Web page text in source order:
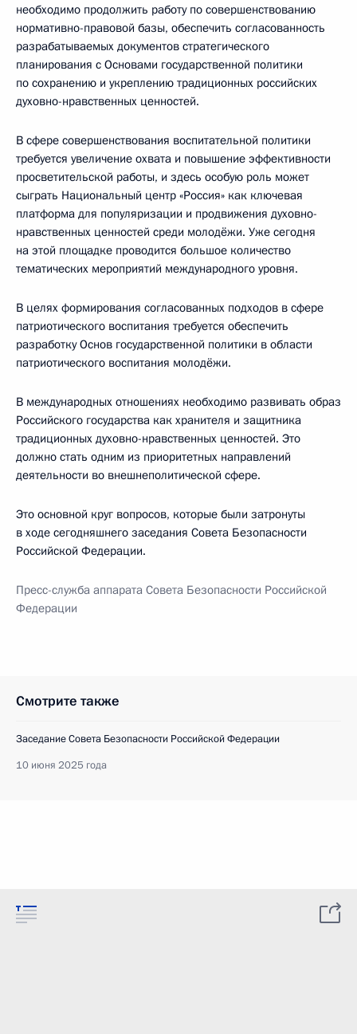
необходимо продолжить работу по совершенствованию
нормативно-правовой базы, обеспечить согласованность
разрабатываемых документов стратегического
планирования с Основами государственной политики
по сохранению и укреплению традиционных российских
духовно-нравственных ценностей.
В сфере совершенствования воспитательной политики
требуется увеличение охвата и повышение эффективности
просветительской работы, и здесь особую роль может
сыграть Национальный центр «Россия» как ключевая
платформа для популяризации и продвижения духовно-
нравственных ценностей среди молодёжи. Уже сегодня
на этой площадке проводится большое количество
тематических мероприятий международного уровня.
В целях формирования согласованных подходов в сфере
патриотического воспитания требуется обеспечить
разработку Основ государственной политики в области
патриотического воспитания молодёжи.
В международных отношениях необходимо развивать образ
Российского государства как хранителя и защитника
традиционных духовно-нравственных ценностей. Это
должно стать одним из приоритетных направлений
деятельности во внешнеполитической сфере.
Это основной круг вопросов, которые были затронуты
в ходе сегодняшнего заседания Совета Безопасности
Российской Федерации.
Пресс-служба аппарата Совета Безопасности Российской
Федерации
Смотрите также
Заседание Совета Безопасности Российской Федерации
10 июня 2025 года